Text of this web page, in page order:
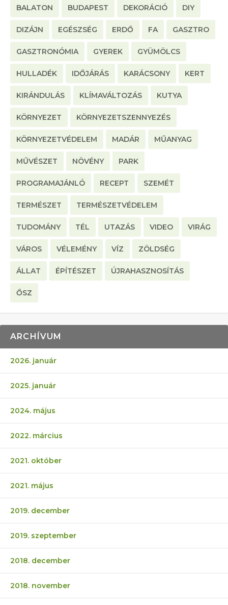
BALATON BUDAPEST DEKORÁCIÓ DIY
DIZÁJN EGÉSZSÉG ERDŐ FA GASZTRO
GASZTRONÓMIA GYEREK GYÜMÖLCS
HULLADÉK IDŐJÁRÁS KARÁCSONY KERT
KIRÁNDULÁS KLÍMAVÁLTOZÁS KUTYA
KÖRNYEZET KÖRNYEZETSZENNYEZÉS
KÖRNYEZETVÉDELEM MADÁR MŰANYAG
MŰVÉSZET NÖVÉNY PARK
PROGRAMAJÁNLÓ RECEPT SZEMÉT
TERMÉSZET TERMÉSZETVÉDELEM
TUDOMÁNY TÉL UTAZÁS VIDEO VIRÁG
VÁROS VÉLEMÉNY VÍZ ZÖLDSÉG
ÁLLAT ÉPÍTÉSZET ÚJRAHASZNOSÍTÁS
ŐSZ
ARCHÍVUM
2026. január
2025. január
2024. május
2022. március
2021. október
2021. május
2019. december
2019. szeptember
2018. december
2018. november